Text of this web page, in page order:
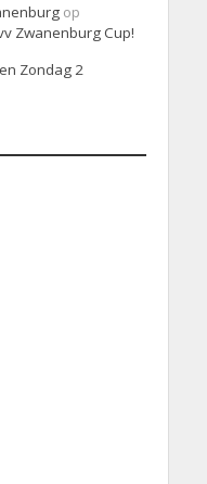
op
Zwanenburg Cup!
Zondag 2